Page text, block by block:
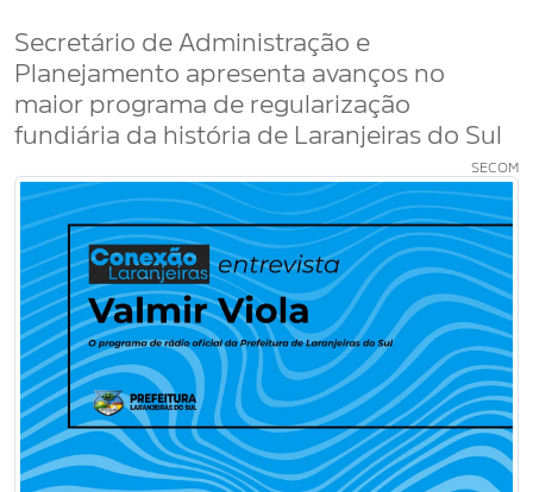
Secretário de Administração e
Planejamento apresenta avanços no
maior programa de regularização
fundiária da história de Laranjeiras do Sul
SECOM